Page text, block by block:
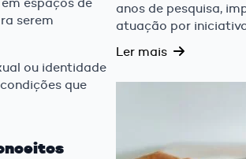
espaços de
serem
ou identidade
que
anos de pesquisa,
atuação por
Ler mais